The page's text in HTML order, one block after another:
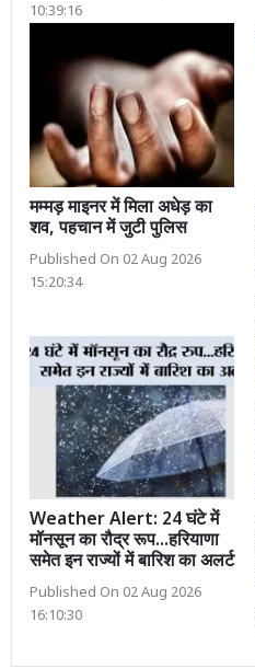
10:39:16
मम्मड़ माइनर में मिला अधेड़ का
शव, पहचान में जुटी पुलिस
Published On 02 Aug 2026
15:20:34
Weather Alert: 24 घंटे में
मॉनसून का रौद्र रूप...हरियाणा
समेत इन राज्यों में बारिश का अलर्ट
Published On 02 Aug 2026
16:10:30